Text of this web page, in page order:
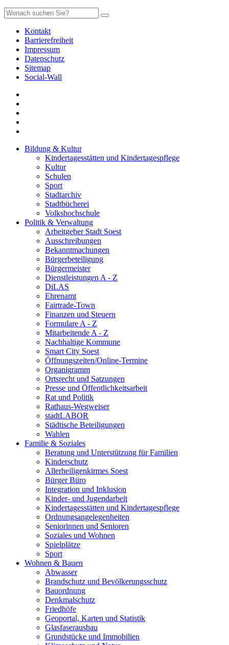
Kontakt
Barrierefreiheit
Impressum
Datenschutz
Sitemap
Social-Wall
Bildung & Kultur
Kindertagesstätten und Kindertagespflege
Kultur
Schulen
Sport
Stadtarchiv
Stadtbücherei
Volkshochschule
Politik & Verwaltung
Arbeitgeber Stadt Soest
Ausschreibungen
Bekanntmachungen
Bürgerbeteiligung
Bürgermeister
Dienstleistungen A - Z
DiLAS
Ehrenamt
Fairtrade-Town
Finanzen und Steuern
Formulare A - Z
Mitarbeitende A - Z
Nachhaltige Kommune
Smart City Soest
Öffnungszeiten/Online-Termine
Organigramm
Ortsrecht und Satzungen
Presse und Öffentlichkeitsarbeit
Rat und Politik
Rathaus-Wegweiser
stadtLABOR
Städtische Beteiligungen
Wahlen
Familie & Soziales
Beratung und Unterstützung für Familien
Kinderschutz
Allerheiligenkirmes Soest
Bürger Büro
Integration und Inklusion
Kinder- und Jugendarbeit
Kindertagesstätten und Kindertagespflege
Ordnungsangelegenheiten
Seniorinnen und Senioren
Soziales und Wohnen
Spielplätze
Sport
Wohnen & Bauen
Abwasser
Brandschutz und Bevölkerungsschutz
Bauordnung
Denkmalschutz
Friedhöfe
Geoportal, Karten und Statistik
Glasfaserausbau
Grundstücke und Immobilien